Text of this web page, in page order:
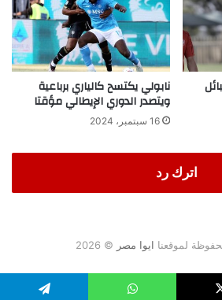
نابولي يكتسح كالياري برباعية
ويتصدر الدوري الإيطالي مؤقتا
16 سبتمبر، 2024
اترك رد
لموقعنا ايوا مصر © 2026